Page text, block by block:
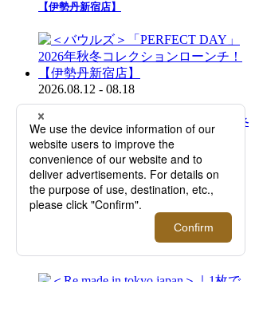
【伊勢丹新宿店】
2026.08.12 - 08.18
＜バウルズ＞「PERFECT DAY」 2026年秋冬
コレクションローンチ！【伊勢丹新宿店】
2026.08.12 - 08.25
＜レッドマン＞｜スペシャルトランクショー